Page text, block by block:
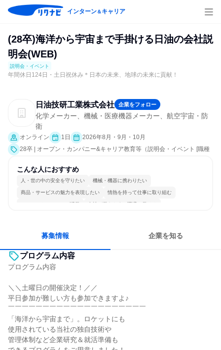
インターン＆キャリア
(28卒)海洋から宇宙まで手掛ける日油の会社説
明会(WEB)
説明会・イベント
年間休日124日・土日祝休み＊日本の未来、地球の未来に貢献！
日油技研工業株式会社 企業をフォロー
化学メーカー、機械・医療機器メーカー、航空宇宙・防
衛
オンライン 1日
2026年8月・9月・10月
28卒 | オープン・カンパニー&キャリア教育等（説明会・イベント [職種
こんな人におすすめ
人・世の中の安全を守りたい 機械・機器に携わりたい
商品・サービスの魅力を表現したい 情熱を持って仕事に取り組む
コミュニケーションが活発 女性が働きやすい環境で働ける
募集情報 企業を知る
プログラム内容
プログラム内容
＼＼土曜日の開催決定！／／
平日参加が難しい方も参加できますよ♪
￣￣￣￣￣￣￣￣￣￣￣￣￣￣￣￣￣￣￣￣
「海洋から宇宙まで」。ロケットにも
使用されている当社の独自技術や
管理体制など企業研究＆就活準備も